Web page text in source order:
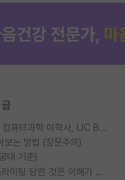
Korea University 수학, 컴퓨터과학 이학사, UC Berkeley 산업공학 대학원 공학박사가 되는 것은 쉽지 않겠죠?
보는 방법 (장문주의)
대 기준)
대학원생들 교수에게 가스라이팅 당한 것은 이해가 갑니다. 안타깝네요.